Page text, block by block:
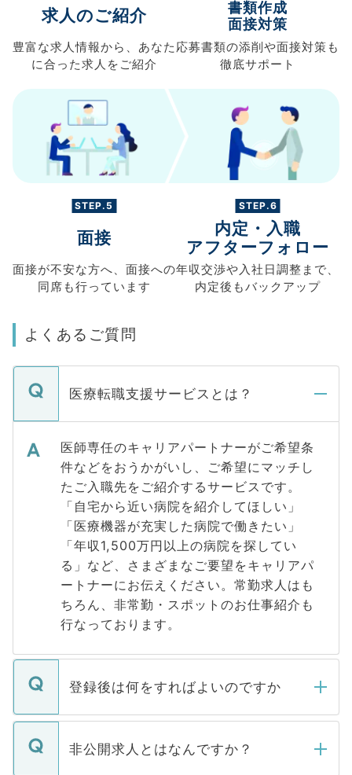
求人のご紹介
豊富な求人情報から、 あなた
に合った求人を ご紹介
書類作成
面接対策
応募書類の添削や面接対策も
徹底サポート
STEP.5
面接
面接が不安な方へ、 面接への
同席も行っています
STEP.6
内定・入職
アフターフォロー
年収交渉や入社日調整まで、
内定後もバックアップ
よくあるご質問
医療転職支援サービスとは？
医師専任のキャリアパートナーがご希望条
件などをおうかがいし、ご希望にマッチし
たご入職先をご紹介するサービスです。
「自宅から近い病院を紹介してほしい」
「医療機器が充実した病院で働きたい」
「年収1,500万円以上の病院を探してい
る」など、さまざまなご要望をキャリアパ
ートナーにお伝えください。常勤求人はも
ちろん、非常勤・スポットのお仕事紹介も
行なっております。
登録後は何をすればよいのですか
ご登録いただきましたら、弊社担当者がご
登録内容を確認し、その後メールもしくは
非公開求人とはなんですか？